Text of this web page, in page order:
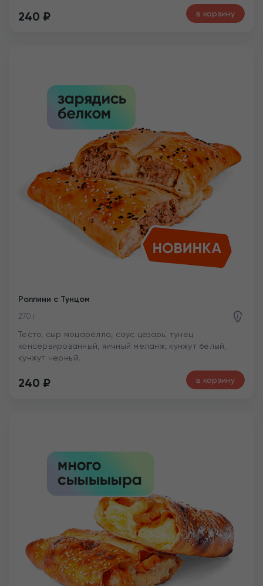
240 ₽ в корзину
Роллини с Тунцом
270 г
Тесто, сыр моцарелла, соус цезарь, тунец
консервированный, яичный меланж, кунжут белый,
кунжут черный.
240 ₽ в корзину